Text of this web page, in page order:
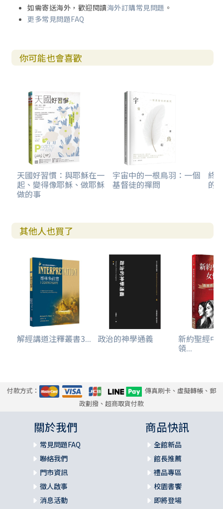
如需寄送海外，歡迎閱讀海外訂購常見問題 。
更多常見問題FAQ
你可能也會喜歡
天國好習慣：與耶穌在一
起、變得像耶穌、做耶穌
做的事
宇宙中的一根鳥羽：一個
基督徒的禪問
終
的
其他人也買了
解經講道注釋叢書3... 政治的神學通義 新約聖經中
領...
付款方式：
傳真刷卡、虛擬轉帳、郵
政劃撥、超商取貨付款
關於我們
常見問題FAQ
聯絡我們
門市資訊
徵人啟事
消息活動
商品快訊
全館新品
館長推薦
禮品專區
校園書饗
即將登場